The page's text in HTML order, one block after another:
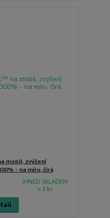
mobil, zvýšení
- na míru, čirá
IHNED SKLADEM
> 3 ks